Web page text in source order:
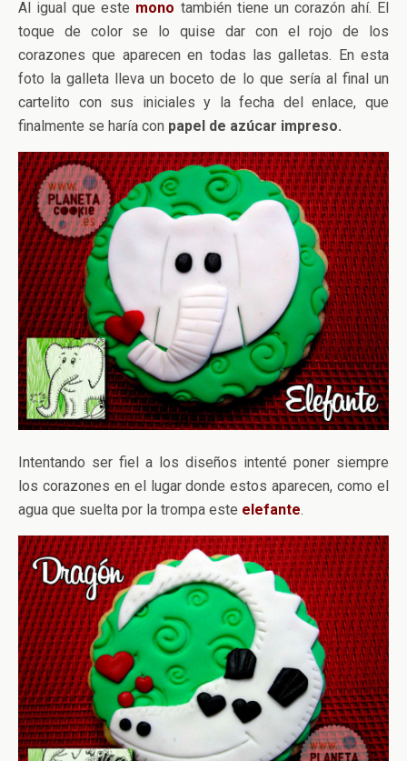
Al igual que este mono también tiene un corazón ahí. El
toque de color se lo quise dar con el rojo de los
corazones que aparecen en todas las galletas. En esta
foto la galleta lleva un boceto de lo que sería al final un
cartelito con sus iniciales y la fecha del enlace, que
finalmente se haría con papel de azúcar impreso.
Intentando ser fiel a los diseños intenté poner siempre
los corazones en el lugar donde estos aparecen, como el
agua que suelta por la trompa este elefante.